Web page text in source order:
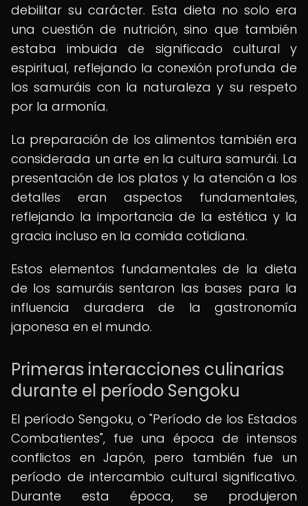
debilitar su carácter. Esta dieta no solo era
una cuestión de nutrición, sino que también
estaba imbuida de significado cultural y
espiritual, reflejando la conexión profunda de
los samuráis con la naturaleza y su respeto
por la armonía.
La preparación de los alimentos también era
considerada un arte en la cultura samurái. La
presentación de los platos y la atención a los
detalles eran aspectos fundamentales,
reflejando la importancia de la estética y la
gracia incluso en la comida cotidiana.
Estos elementos fundamentales de la dieta
de los samuráis sentaron las bases para la
influencia duradera de la gastronomía
japonesa en el mundo.
Primeras interacciones culinarias
durante el período Sengoku
El período Sengoku, o "Período de los Estados
Combatientes", fue una época de intensos
conflictos en Japón, pero también fue un
período de intercambio cultural significativo.
Durante esta época, se produjeron